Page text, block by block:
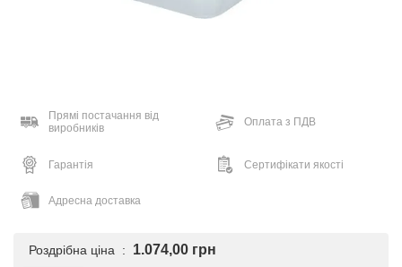
Прямі постачання від
виробників
Оплата з ПДВ
Гарантія Сертифікати якості
Адресна доставка
Роздрібна ціна : 1.074,00 грн